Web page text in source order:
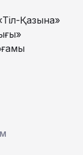
Қазына»